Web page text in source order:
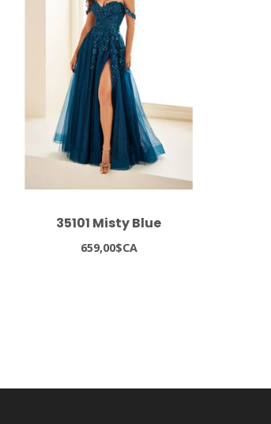
35101 Misty Blue
659,00$CA